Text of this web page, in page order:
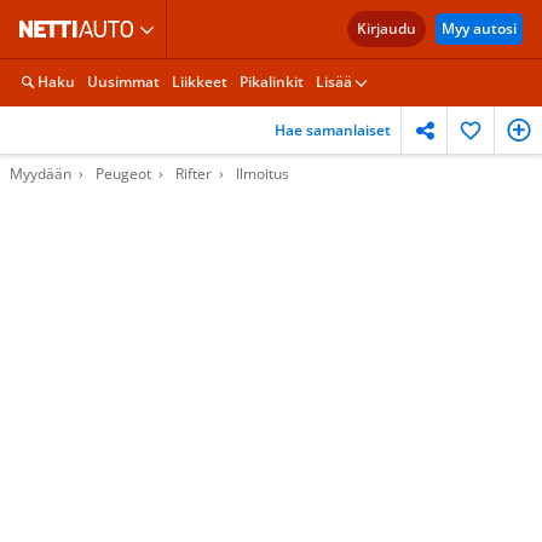
Kirjaudu Myy autosi
Haku Uusimmat Liikkeet Pikalinkit Lisää
Hae samanlaiset
Myydään Peugeot Rifter Ilmoitus